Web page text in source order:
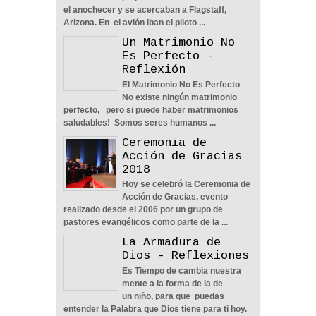
Nos Toca Escoger El
Camino, Fácil O Difícil -
Reflexión
2022 0
Pesar De Las
Circunstancias - Reflexión
04 Jun 2022
En Busca De La Pareja
Adecuada - Reflexión
2022 0
el anochecer y se acercaban a Flagstaff,
Arizona. En el avión iban el piloto ...
Un Matrimonio No
Es Perfecto -
Reflexión
El Matrimonio No Es Perfecto
No existe ningún matrimonio
perfecto, pero si puede haber matrimonios
saludables! Somos seres humanos ...
Ceremonia de
Acción de Gracias
2018
Hoy se celebró la Ceremonia de
Acción de Gracias, evento
realizado desde el 2006 por un grupo de
pastores evangélicos como parte de la ...
La Armadura de
Dios - Reflexiones
Es Tiempo de cambia nuestra
mente a la forma de la de
un niño, para que puedas
entender la Palabra que Dios tiene para ti hoy.